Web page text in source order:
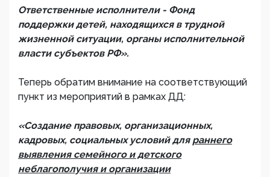
Ответственные исполнители - Фонд
поддержки детей, находящихся в трудной
жизненной ситуации, органы исполнительной
власти субъектов РФ».
Теперь обратим внимание на соответствующий
пункт из мероприятий в рамках ДД:
«Создание правовых, организационных,
кадровых, социальных условий для раннего
выявления семейного и детского
неблагополучия и организации